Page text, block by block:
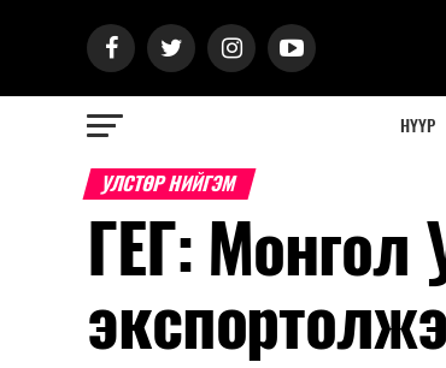
НҮҮР
УЛСТӨР НИЙГЭМ
ГЕГ: Монгол